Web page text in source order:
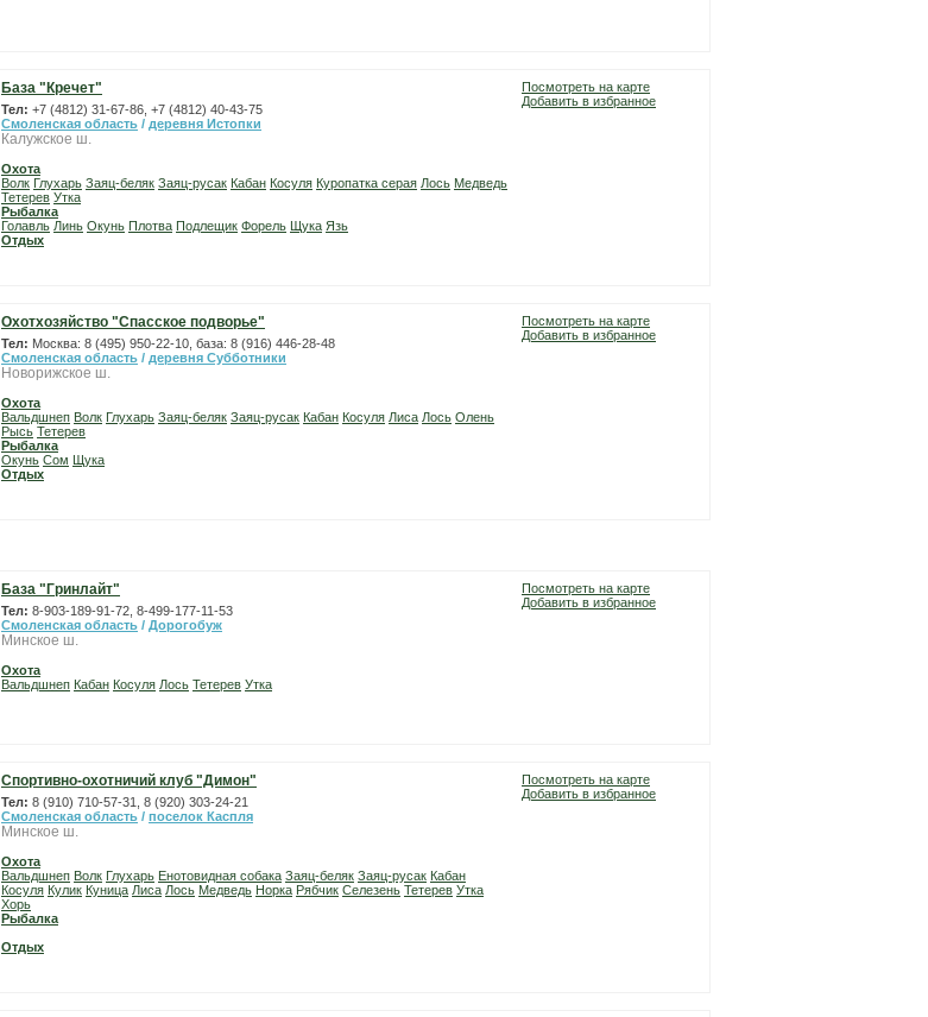
База "Кречет"
Тел: +7 (4812) 31-67-86, +7 (4812) 40-43-75
Смоленская область / деревня Истопки
Калужское ш.
Охота
Волк Глухарь Заяц-беляк Заяц-русак Кабан Косуля Куропатка серая Лось Медведь
Тетерев Утка
Рыбалка
Голавль Линь Окунь Плотва Подлещик Форель Щука Язь
Отдых
Посмотреть на карте
Добавить в избранное
Охотхозяйство "Спасское подворье"
Тел: Москва: 8 (495) 950-22-10, база: 8 (916) 446-28-48
Смоленская область / деревня Субботники
Новорижское ш.
Охота
Вальдшнеп Волк Глухарь Заяц-беляк Заяц-русак Кабан Косуля Лиса Лось Олень
Рысь Тетерев
Рыбалка
Окунь Сом Щука
Отдых
Посмотреть на карте
Добавить в избранное
База "Гринлайт"
Тел: 8-903-189-91-72, 8-499-177-11-53
Смоленская область / Дорогобуж
Минское ш.
Охота
Вальдшнеп Кабан Косуля Лось Тетерев Утка
Посмотреть на карте
Добавить в избранное
Спортивно-охотничий клуб "Димон"
Тел: 8 (910) 710-57-31, 8 (920) 303-24-21
Смоленская область / поселок Каспля
Минское ш.
Охота
Вальдшнеп Волк Глухарь Енотовидная собака Заяц-беляк Заяц-русак Кабан
Косуля Кулик Куница Лиса Лось Медведь Норка Рябчик Селезень Тетерев Утка
Хорь
Рыбалка
Отдых
Посмотреть на карте
Добавить в избранное